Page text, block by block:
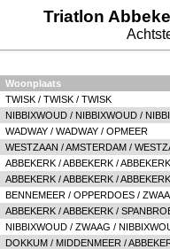
Triatlon
Woonplaats
TWISK / TWISK / TWISK
NIBBIXWOUD / NIBBIXWOUD /
WADWAY / WADWAY / OPMEER
WESTZAAN / AMSTERDAM /
ABBEKERK / ABBEKERK / ABBEKERK
ABBEKERK / ABBEKERK / ABBEKERK
BENNEMEER / OPPERDOES /
ABBEKERK / ABBEKERK /
NIBBIXWOUD / ZWAAG /
DOKKUM / MIDDENMEER /